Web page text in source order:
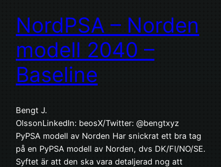
NordPSA – Norden
modell 2040 –
Baseline
Bengt J.
OlssonLinkedIn: beosX/Twitter: @bengtxyz
PyPSA modell av Norden Har snickrat ett bra tag
på en PyPSA modell av Norden, dvs DK/FI/NO/SE.
Syftet är att den ska vara detaljerad nog att